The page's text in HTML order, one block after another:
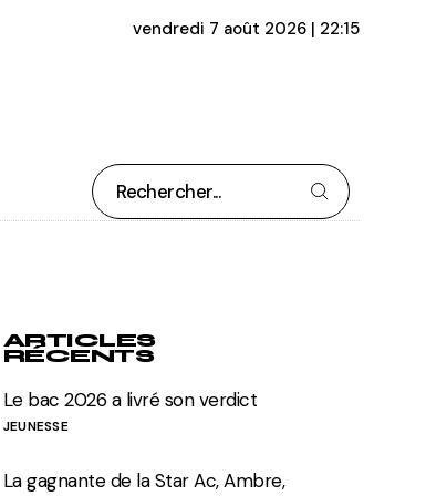
vendredi 7 août 2026 | 22:15
Rechercher
ARTICLES
RÉCENTS
Le bac 2026 a livré son verdict
JEUNESSE
La gagnante de la Star Ac, Ambre,